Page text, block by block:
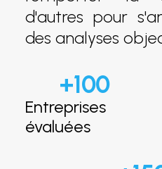
d'autres pour
des analyses
+100
Entreprises
évaluées